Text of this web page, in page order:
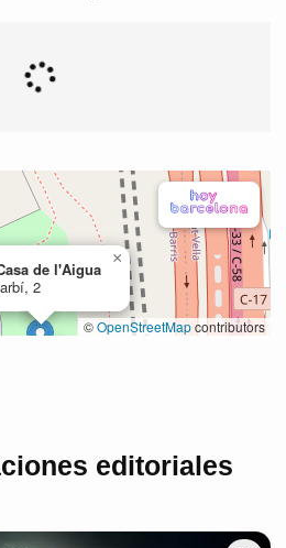
editoriales